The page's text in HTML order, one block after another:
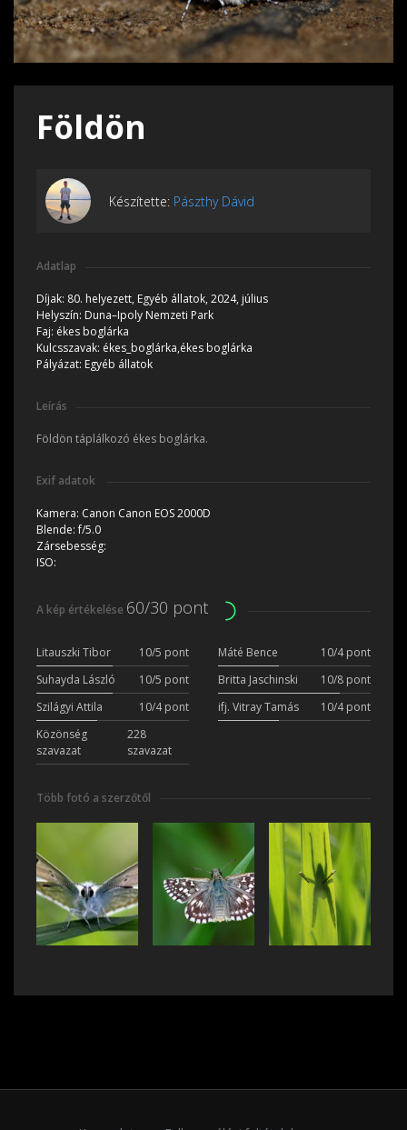
Földön
Készítette: Pászthy Dávid
Adatlap
Díjak: 80. helyezett, Egyéb állatok, 2024, július
Helyszín: Duna–Ipoly Nemzeti Park
Faj: ékes boglárka
Kulcsszavak: ékes_boglárka,ékes boglárka
Pályázat: Egyéb állatok
Leírás
Földön táplálkozó ékes boglárka.
Exif adatok
Kamera: Canon Canon EOS 2000D
Blende:f/5.0
Zársebesség:
ISO:
A kép értékelése 60/30 pont
Litauszki Tibor 10/5 pont Máté Bence
10/4 pont
Suhayda László
10/5 pont Britta Jaschinski
10/8 pont
Szilágyi Attila
10/4 pont ifj. Vitray Tamás
10/4 pont
Közönség
szavazat
228
szavazat
Több fotó a szerzőtől